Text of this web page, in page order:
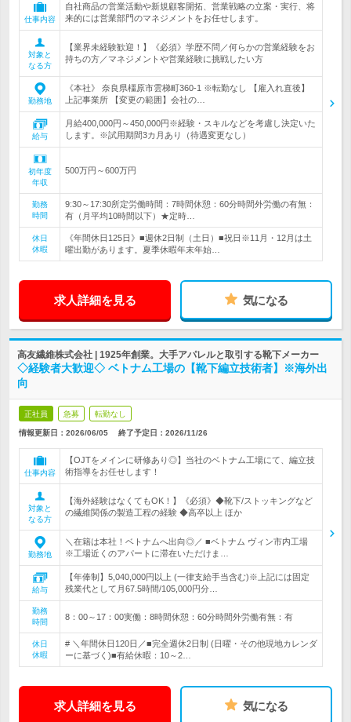
仕事内容
自社商品の営業活動や新規顧客開拓、営業戦略の立案・実行、将
来的には営業部門のマネジメントをお任せします。
対象と
なる方
【業界未経験歓迎！】《必須》学歴不問／何らかの営業経験をお
持ちの方／マネジメントや営業経験に挑戦したい方
勤務地
《本社》 奈良県橿原市雲梯町360-1 ※転勤なし 【雇入れ直後】
上記事業所 【変更の範囲】会社の…
給与
月給400,000円～450,000円※経験・スキルなどを考慮し決定いた
します。※試用期間3カ月あり（待遇変更なし）
初年度
年収
500万円～600万円
勤務
時間
9:30～17:30所定労働時間：7時間休憩：60分時間外労働の有無：
有（月平均10時間以下）★定時…
休日
休暇
《年間休日125日》■週休2日制（土日）■祝日※11月・12月は土
曜出勤があります。夏季休暇年末年始…
求人詳細を見る 気になる
高友繊維株式会社 | 1925年創業。大手アパレルと取引する靴下メーカー
◇経験者大歓迎◇ ベトナム工場の【靴下編立技術者】※海外出
向
正社員 急募 転勤なし
情報更新日：2026/06/05 終了予定日： 2026/11/26
仕事内容
【OJTをメインに研修あり◎】当社のベトナム工場にて、編立技
術指導をお任せします！
対象と
なる方
【海外経験はなくてもOK！】《必須》◆靴下/ストッキングなど
の繊維関係の製造工程の経験 ◆高卒以上 ほか
勤務地
＼在籍は本社！ベトナムへ出向◎／ ■ベトナム ヴィン市内工場
※工場近くのアパートに滞在いただけま…
給与
【年俸制】5,040,000円以上 (一律支給手当含む)※上記には固定
残業代として月67.5時間/105,000円分…
勤務
時間
8：00～17：00実働：8時間休憩：60分時間外労働有無：有
休日
休暇
# ＼年間休日120日／■完全週休2日制 (日曜・その他現地カレンダ
ーに基づく)■有給休暇：10～2…
求人詳細を見る 気になる